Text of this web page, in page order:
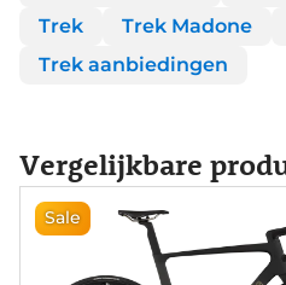
Trek
Trek Madone
Trek aanbiedingen
Vergelijkbare
Sale